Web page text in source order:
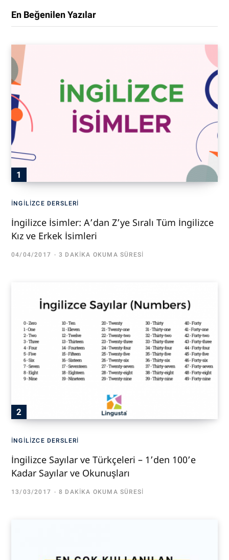
En Beğenilen Yazılar
İNGILIZCE DERSLERI
İngilizce İsimler: A’dan Z’ye Sıralı Tüm İngilizce
Kız ve Erkek İsimleri
04/04/2017 3 DAKIKA OKUMA SÜRESI
İNGILIZCE DERSLERI
İngilizce Sayılar ve Türkçeleri – 1’den 100’e
Kadar Sayılar ve Okunuşları
13/03/2017 8 DAKIKA OKUMA SÜRESI